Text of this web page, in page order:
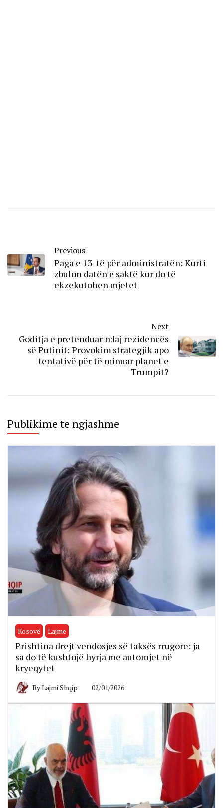
Previous
Paga e 13-të për administratën: Kurti
zbulon datën e saktë kur do të
ekzekutohen mjetet
Next
Goditja e pretenduar ndaj rezidencës
së Putinit: Provokim strategjik apo
tentativë për të minuar planet e
Trumpit?
Publikime te ngjashme
Kosovë Lajme
Prishtina drejt vendosjes së taksës rrugore: ja
sa do të kushtojë hyrja me automjet në
kryeqytet
ByLajmi Shqip 02/01/2026